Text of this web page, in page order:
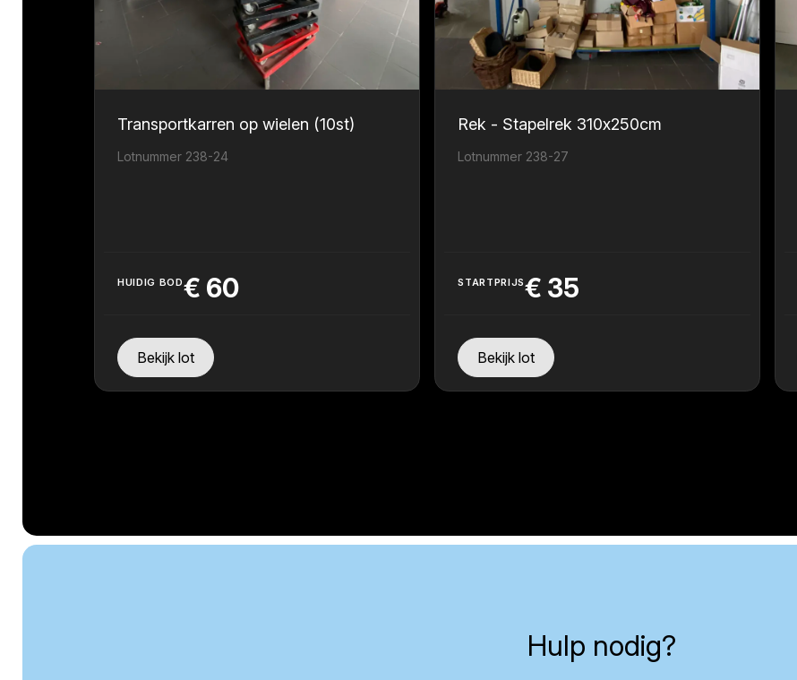
Transportkarren op wielen (10st)
Lotnummer 238-24
HUIDIG BOD€ 60
Bekijk lot
Rek - Stapelrek 310x250cm
Lotnummer 238-27
STARTPRIJS€ 35
Bekijk lot
Hulp nodig?